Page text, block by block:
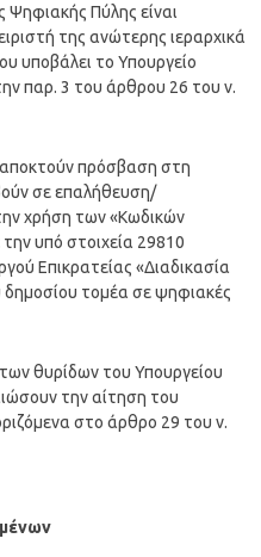
Ψηφιακής Πύλης είναι
της ανώτερης ιεραρχικά
υποβάλει το Υπουργείο
παρ. 3 του άρθρου 26 του ν.
αποκτούν πρόσβαση στη
σε επαλήθευση/
χρήση των «Κωδικών
υπό στοιχεία 29810
Επικρατείας «Διαδικασία
τομέα σε ψηφιακές
των θυρίδων του Υπουργείου
την αίτηση του
στο άρθρο 29 του ν.